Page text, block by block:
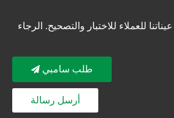
للعملاء للاختبار والتصحيح. الرجاء
طلب سامبي
أرسل رسالة